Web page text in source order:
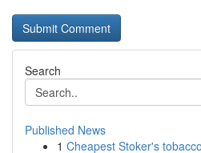
Search
Published News
1 Cheapest Stoker's